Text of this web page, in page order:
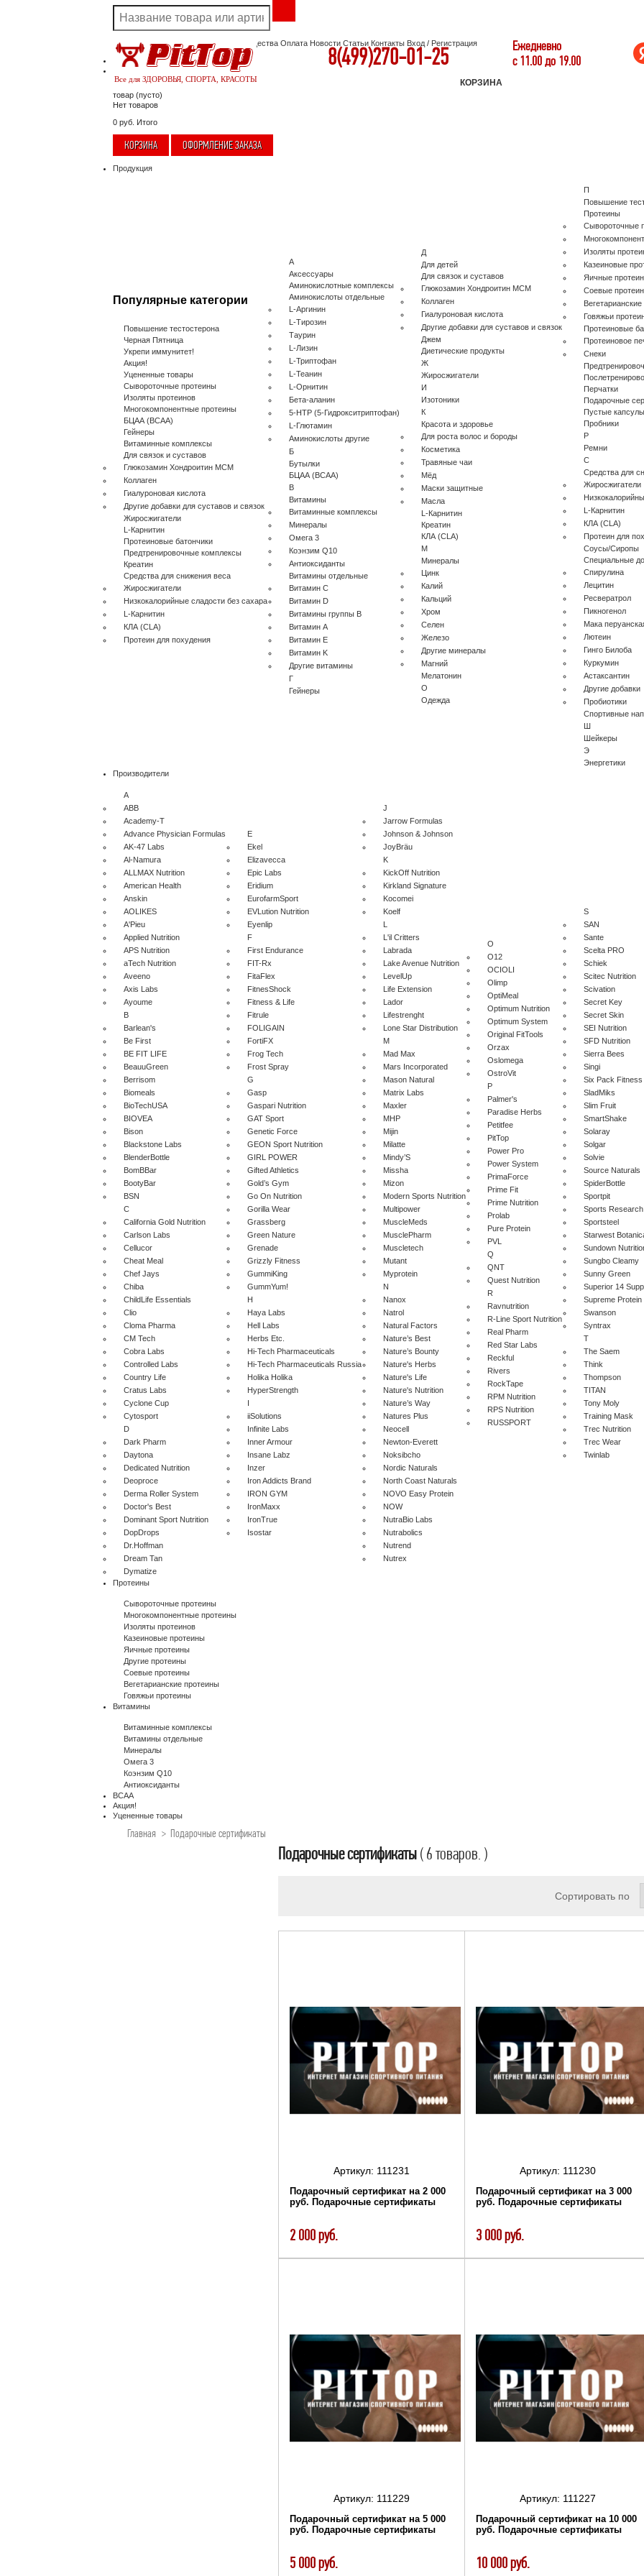
Все для ЗДОРОВЬЯ, СПОРТА, КРАСОТЫ
Акции Скидки Доставка Наши преимущества Оплата Новости Статьи Контакты Вход / Регистрация
Корзина
Нет товаров
КОРЗИНА
товар (пусто)
Нет товаров
0 руб. Итого
КОРЗИНА ОФОРМЛЕНИЕ ЗАКАЗА
Продукция
Популярные категории
Повышение тестостерона
Черная Пятница
Укрепи иммунитет!
Акция!
Уцененные товары
Сывороточные протеины
Изоляты протеинов
Многокомпонентные протеины
БЦАА (BCAA)
Гейнеры
Витаминные комплексы
Для связок и суставов
Глюкозамин Хондроитин МСМ
Коллаген
Гиалуроновая кислота
Другие добавки для суставов и связок
Жиросжигатели
L-Карнитин
Протеиновые батончики
Предтренировочные комплексы
Креатин
Средства для снижения веса
Жиросжигатели
Низкокалорийные сладости без сахара
L-Карнитин
КЛА (CLA)
Протеин для похудения
А
Аксессуары
Аминокислотные комплексы
Аминокислоты отдельные
L-Аргинин
L-Тирозин
Таурин
L-Лизин
L-Триптофан
L-Теанин
L-Орнитин
Бета-аланин
5-HTP (5-Гидрокситриптофан)
L-Глютамин
Аминокислоты другие
Б
Бутылки
БЦАА (BCAA)
В
Витамины
Витаминные комплексы
Минералы
Омега 3
Коэнзим Q10
Антиоксиданты
Витамины отдельные
Витамин C
Витамин D
Витамины группы B
Витамин A
Витамин E
Витамин K
Другие витамины
Г
Гейнеры
Д
Для детей
Для связок и суставов
Глюкозамин Хондроитин МСМ
Коллаген
Гиалуроновая кислота
Другие добавки для суставов и связок
Джем
Диетические продукты
Ж
Жиросжигатели
И
Изотоники
К
Красота и здоровье
Для роста волос и бороды
Косметика
Травяные чаи
Мёд
Маски защитные
Масла
L-Карнитин
Креатин
КЛА (CLA)
М
Минералы
Цинк
Калий
Кальций
Хром
Селен
Железо
Другие минералы
Магний
Мелатонин
О
Одежда
П
Повышение
Протеины
Сывороточные
Изоляты
Казеиновые
Яичные
Соевые
Говяжьи
Протеиновые
Протеиновое
Снеки
Перчатки
Подарочные
Пустые капсулы
Пробники
Р
Ремни
С
Средства для
Жиросжигатели
L-Карнитин
КЛА (CLA)
Протеин для
Соусы/Сиропы
Специальные
Cпирулина
Лецитин
Ресвератрол
Пикногенол
Мака
Лютеин
Гинго Билоба
Куркумин
Астаксантин
Другие добавки
Пробиотики
Спортивные
Ш
Шейкеры
Э
Энергетики
Производители
A
ABB
Academy-T
Advance Physician Formulas
AK-47 Labs
Al-Namura
ALLMAX Nutrition
American Health
Anskin
AOLIKES
A'Pieu
Applied Nutrition
APS Nutrition
aTech Nutrition
Aveeno
Axis Labs
Ayoume
B
Barlean's
Be First
BE FIT LIFE
BeauuGreen
Berrisom
Biomeals
BioTechUSA
BIOVEA
Bison
Blackstone Labs
BlenderBottle
BomBBar
BootyBar
BSN
C
California Gold Nutrition
Carlson Labs
Cellucor
Cheat Meal
Chef Jays
Chiba
ChildLife Essentials
Clio
Cloma Pharma
CM Tech
Cobra Labs
Controlled Labs
Country Life
Cratus Labs
Cyclone Cup
Cytosport
D
Dark Pharm
Daytona
Dedicated Nutrition
Deoproce
Derma Roller System
Doctor's Best
Dominant Sport Nutrition
DopDrops
Dr.Hoffman
Dream Tan
Dymatize
E
Ekel
Elizavecca
Epic Labs
Eridium
EurofarmSport
EVLution Nutrition
Eyenlip
F
First Endurance
FIT-Rx
FitaFlex
FitnesShock
Fitness & Life
Fitrule
FOLIGAIN
FortiFX
Frog Tech
Frost Spray
G
Gasp
Gaspari Nutrition
GAT Sport
Genetic Force
GEON Sport Nutrition
GIRL POWER
Gifted Athletics
Gold’s Gym
Go On Nutrition
Gorilla Wear
Grassberg
Green Nature
Grenade
Grizzly Fitness
GummiKing
GummYum!
H
Haya Labs
Hell Labs
Herbs Etc.
Hi-Tech Pharmaceuticals
Hi-Tech Pharmaceuticals Russia
Holika Holika
HyperStrength
I
iiSolutions
Infinite Labs
Inner Armour
Insane Labz
Inzer
Iron Addicts Brand
IRON GYM
IronMaxx
IronTrue
Isostar
J
Jarrow Formulas
Johnson & Johnson
JoyBräu
K
KickOff Nutrition
Kirkland Signature
Kocomei
Koelf
L
L'il Critters
Labrada
Lake Avenue Nutrition
LevelUp
Life Extension
Lador
Lifestrenght
Lone Star Distribution
M
Mad Max
Mars Incorporated
Mason Natural
Matrix Labs
Maxler
MHP
Mijin
Milatte
Mindy’S
Missha
Mizon
Modern Sports Nutrition
Multipower
MuscleMeds
MusclePharm
Muscletech
Mutant
Myprotein
N
Nanox
Natrol
Natural Factors
Nature’s Best
Nature’s Bounty
Nature's Herbs
Nature's Life
Nature's Nutrition
Nature’s Way
Natures Plus
Neocell
Newton-Everett
Noksibcho
Nordic Naturals
North Coast Naturals
NOVO Easy Protein
NOW
NutraBio Labs
Nutrabolics
Nutrend
Nutrex
O
O12
OCIOLI
Olimp
OptiMeal
Optimum Nutrition
Optimum System
Original FitTools
Orzax
Oslomega
OstroVit
P
Palmer's
Paradise Herbs
Petitfee
PitTop
Power Pro
Power System
PrimaForce
Prime Fit
Prime Nutrition
Prolab
Pure Protein
PVL
Q
QNT
Quest Nutrition
R
Ravnutrition
R-Line Sport Nutrition
Real Pharm
Red Star Labs
Reckful
Rivers
RockTape
RPM Nutrition
RPS Nutrition
RUSSPORT
S
SAN
Sante
Scelta PRO
Schiek
Scitec Nutrition
Scivation
Secret Key
Secret Skin
SEI Nutrition
SFD Nutrition
Sierra Bees
Singi
Six Pack Fitness
SladMiks
Slim Fruit
SmartShake
Solaray
Solgar
Solvie
Source Naturals
SpiderBottle
Sportpit
Sports Research
Sportsteel
Starwest
Sundown
Sungbo Cleamy
Sunny Green
Superior 14
Supreme Protein
Swanson
Syntrax
T
The Saem
Think
Thompson
TITAN
Tony Moly
Training Mask
Trec Nutrition
Trec Wear
Twinlab
Протеины
Сывороточные протеины
Многокомпонентные протеины
Изоляты протеинов
Казеиновые протеины
Яичные протеины
Другие протеины
Соевые протеины
Вегетарианские протеины
Говяжьи протеины
Витамины
Витаминные комплексы
Витамины отдельные
Минералы
Омега 3
Коэнзим Q10
Антиоксиданты
BCAA
Акция!
Уцененные товары
8(499)270-01-25
Ежедневно
с 11.00 до 19.00
Главная > Подарочные сертификаты
Подарочные сертификаты( 6 товаров. )
Сортировать по
Артикул: 111231
Подарочный сертификат на 2 000
руб. Подарочные сертификаты
2 000 руб.
Артикул: 111230
Подарочный сертификат на 3 000
руб. Подарочные сертификаты
3 000 руб.
Артикул: 111229
Подарочный сертификат на 5 000
руб. Подарочные сертификаты
5 000 руб.
Артикул: 111227
Подарочный сертификат на 10 000
руб. Подарочные сертификаты
10 000 руб.